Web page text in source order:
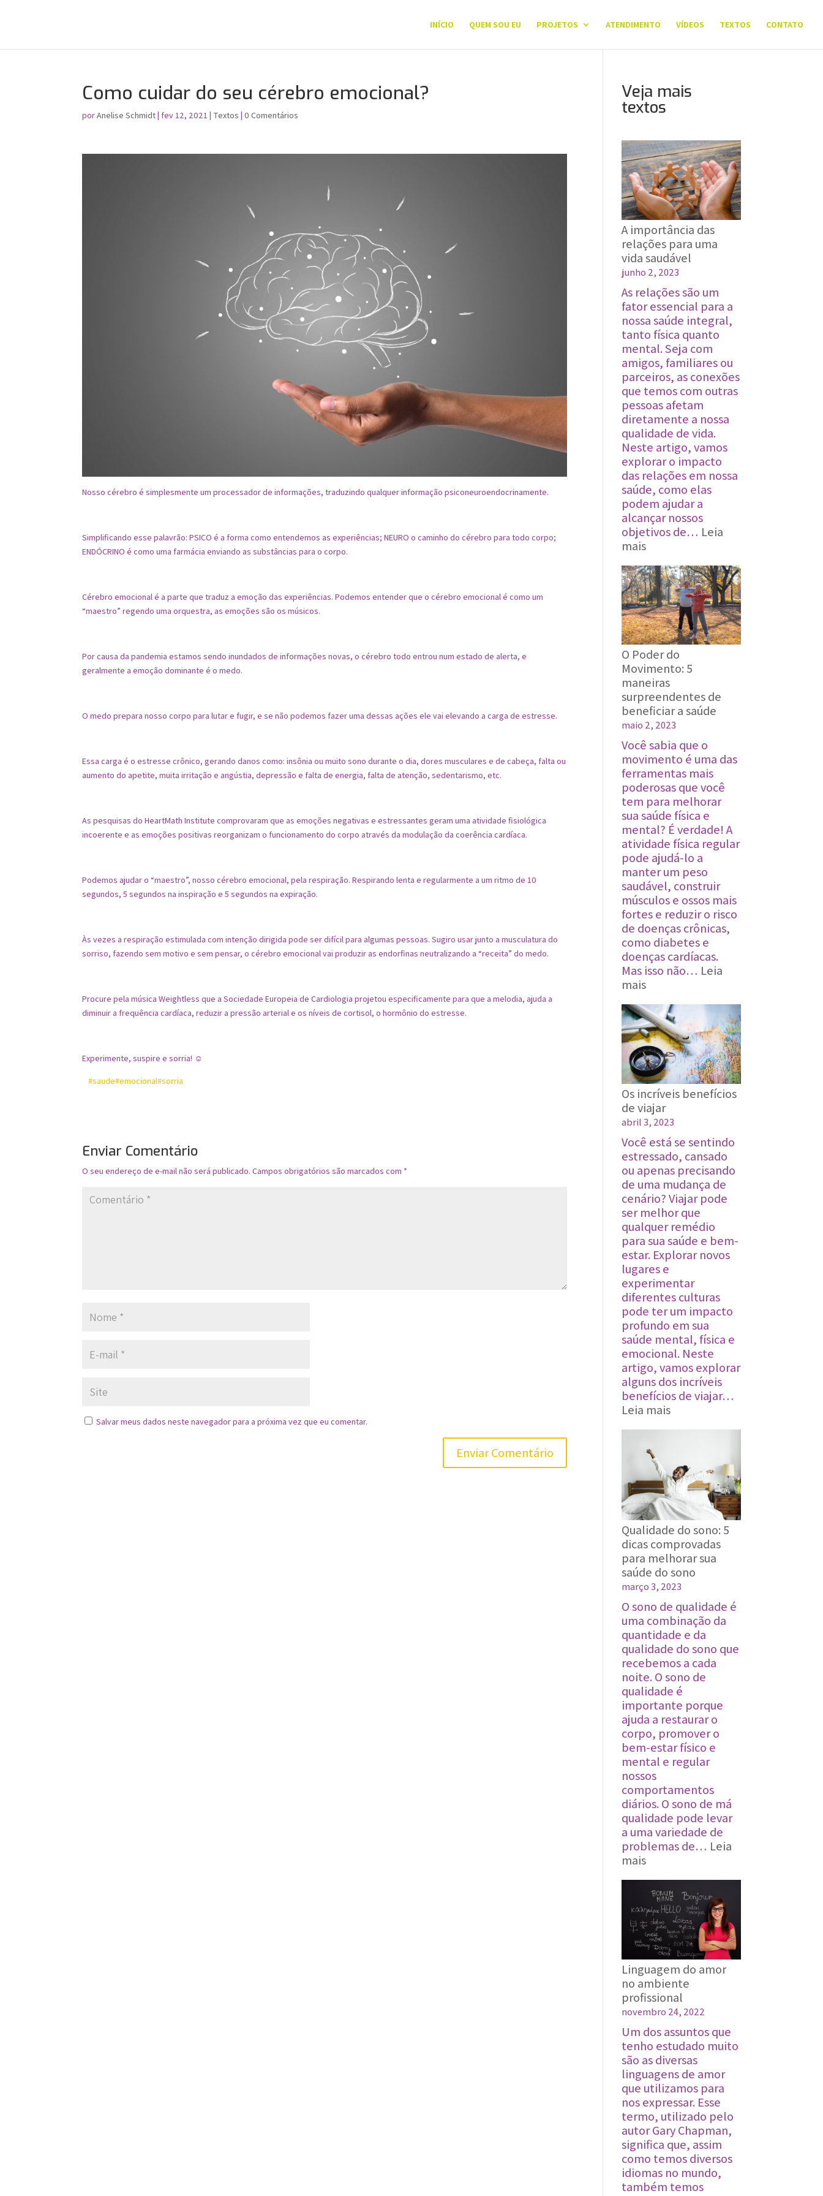
INÍCIO QUEM SOU EU PROJETOS ATENDIMENTO VÍDEOS TEXTOS CONTATO
Como cuidar do seu cérebro emocional?
porAnelise Schmidt|fev 12, 2021 | Textos |0 Comentários
Nosso cérebro é simplesmente um processador de informações, traduzindo qualquer informação psiconeuroendocrinamente.
Simplificando esse palavrão: PSICO é a forma como entendemos as experiências; NEURO o caminho do cérebro para todo corpo;
ENDÓCRINO é como uma farmácia enviando as substâncias para o corpo.
Cérebro emocional é a parte que traduz a emoção das experiências. Podemos entender que o cérebro emocional é como um
“maestro” regendo uma orquestra, as emoções são os músicos.
Por causa da pandemia estamos sendo inundados de informações novas, o cérebro todo entrou num estado de alerta, e
geralmente a emoção dominante é o medo.
O medo prepara nosso corpo para lutar e fugir, e se não podemos fazer uma dessas ações ele vai elevando a carga de estresse.
Essa carga é o estresse crônico, gerando danos como: insônia ou muito sono durante o dia, dores musculares e de cabeça, falta ou
aumento do apetite, muita irritação e angústia, depressão e falta de energia, falta de atenção, sedentarismo, etc.
As pesquisas do HeartMath Institute comprovaram que as emoções negativas e estressantes geram uma atividade fisiológica
incoerente e as emoções positivas reorganizam o funcionamento do corpo através da modulação da coerência cardíaca.
Podemos ajudar o “maestro”, nosso cérebro emocional, pela respiração. Respirando lenta e regularmente a um ritmo de 10
segundos, 5 segundos na inspiração e 5 segundos na expiração.
Às vezes a respiração estimulada com intenção dirigida pode ser difícil para algumas pessoas. Sugiro usar junto a musculatura do
sorriso, fazendo sem motivo e sem pensar, o cérebro emocional vai produzir as endorfinas neutralizando a “receita” do medo.
Procure pela música Weightless que a Sociedade Europeia de Cardiologia projetou especificamente para que a melodia, ajuda a
diminuir a frequência cardíaca, reduzir a pressão arterial e os níveis de cortisol, o hormônio do estresse.
Experimente, suspire e sorria! ☺
⠀#saude#emocional#sorria
Enviar Comentário
O seu endereço de e-mail não será publicado. Campos obrigatórios são marcados com *
Salvar meus dados neste navegador para a próxima vez que eu comentar.
Veja mais
textos
A importância das
relações para uma
vida saudável
junho 2, 2023
As relações são um
fator essencial para a
nossa saúde integral,
tanto física quanto
mental. Seja com
amigos, familiares ou
parceiros, as conexões
que temos com outras
pessoas afetam
diretamente a nossa
qualidade de vida.
Neste artigo, vamos
explorar o impacto
das relações em nossa
saúde, como elas
podem ajudar a
alcançar nossos
objetivos de… Leia
mais:
importância
das
relações
para
uma
vida
saudável
O Poder do
Movimento: ‍5
maneiras
surpreendentes de
beneficiar a saúde
maio 2, 2023
Você sabia que o
movimento é uma das
ferramentas mais
poderosas que você
tem para melhorar
sua saúde física e
mental? É verdade! A
atividade física regular
pode ajudá-lo a
manter um peso
saudável, construir
músculos e ossos mais
fortes e reduzir o risco
de doenças crônicas,
como diabetes e
doenças cardíacas.
Mas isso não… Leia
mais:
Poder
do
Movimento:
‍5
maneiras
surpreendentes
de
beneficiar
a
saúde
Os incríveis benefícios
de viajar
abril 3, 2023
Você está se sentindo
estressado, cansado
ou apenas precisando
de uma mudança de
cenário? Viajar pode
ser melhor que
qualquer remédio
para sua saúde e bem-
estar. Explorar novos
lugares e
experimentar
diferentes culturas
pode ter um impacto
profundo em sua
saúde mental, física e
emocional. Neste
artigo, vamos explorar
alguns dos incríveis
benefícios de viajar…
Leia mais:
de
viajar
Qualidade do sono: 5
dicas comprovadas
para melhorar sua
saúde do sono
março 3, 2023
O sono de qualidade é
uma combinação da
quantidade e da
qualidade do sono que
recebemos a cada
noite. O sono de
qualidade é
importante porque
ajuda a restaurar o
corpo, promover o
bem-estar físico e
mental e regular
nossos
comportamentos
diários. O sono de má
qualidade pode levar
a uma variedade de
problemas de… Leia
mais:
do
sono:
5
dicas
comprovadas
para
melhorar
sua
saúde
do
sono
Linguagem do amor
no ambiente
profissional
novembro 24, 2022
Um dos assuntos que
tenho estudado muito
são as diversas
linguagens de amor
que utilizamos para
nos expressar. Esse
termo, utilizado pelo
autor Gary Chapman,
significa que, assim
como temos diversos
idiomas no mundo,
também temos